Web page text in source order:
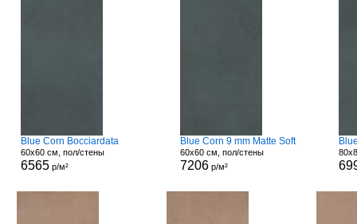
Blue Corn Bocciardata
60x60 см, пол/стены
6565 р/м²
Blue Corn 9 mm Matte Soft
60x60 см, пол/стены
7206р/м²